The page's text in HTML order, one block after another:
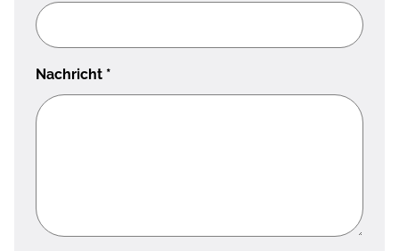
Nachricht *